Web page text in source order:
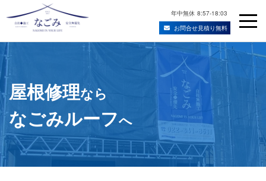
Skip
to
content
年中無休 8:57-18:03
お問合せ見積り無料
宮城県仙台市の屋根修理・雨漏り修理業者
屋根修理なら
なごみルーフへ